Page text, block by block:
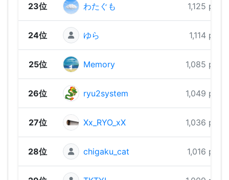
23位 わたぐも 1,125 pts
24位 ゆら 1,114 pts
25位 Memory 1,085 pts
26位 ryu2system 1,049 pts
27位 Xx_RYO_xX 1,036 pts
28位 chigaku_cat 1,016 pts